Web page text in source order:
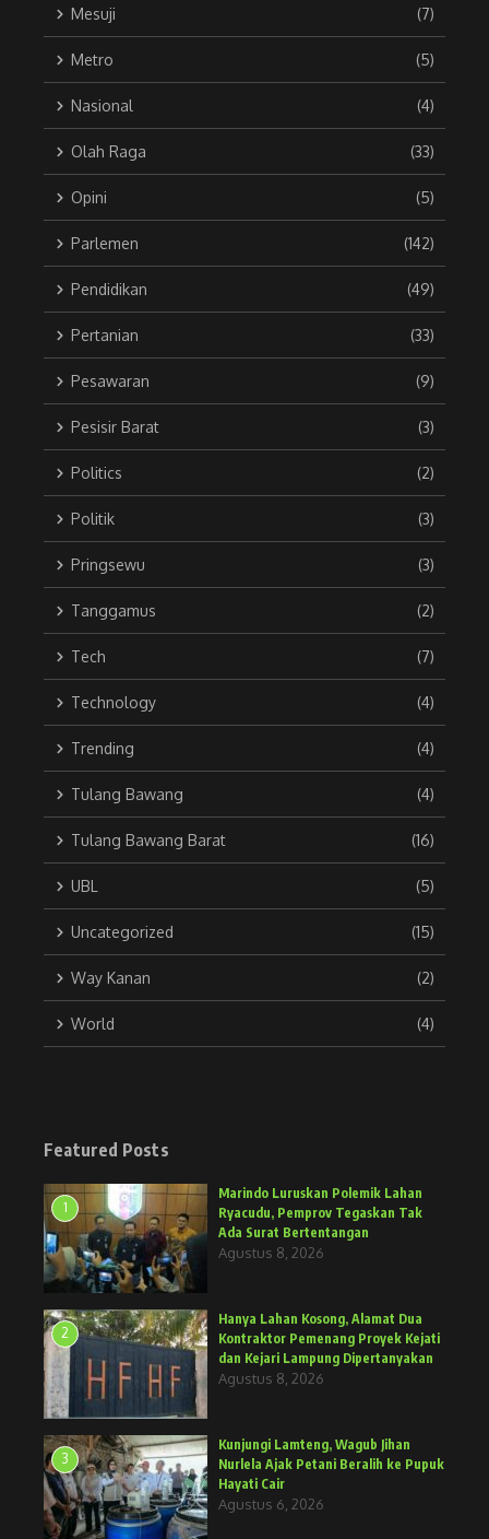
Mesuji (7)
Metro (5)
Nasional (4)
Olah Raga (33)
Opini (5)
Parlemen (142)
Pendidikan (49)
Pertanian (33)
Pesawaran (9)
Pesisir Barat (3)
Politics (2)
Politik (3)
Pringsewu (3)
Tanggamus (2)
Tech (7)
Technology (4)
Trending (4)
Tulang Bawang (4)
Tulang Bawang Barat (16)
UBL (5)
Uncategorized (15)
Way Kanan (2)
World (4)
Featured Posts
1
Marindo Luruskan Polemik Lahan
Ryacudu, Pemprov Tegaskan Tak
Ada Surat Bertentangan
Agustus 8, 2026
2
Hanya Lahan Kosong, Alamat Dua
Kontraktor Pemenang Proyek Kejati
dan Kejari Lampung Dipertanyakan
Agustus 8, 2026
3
Kunjungi Lamteng, Wagub Jihan
Nurlela Ajak Petani Beralih ke Pupuk
Hayati Cair
Agustus 6, 2026